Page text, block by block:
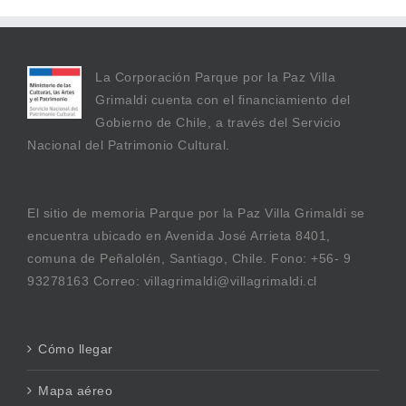
La Corporación Parque por la Paz Villa
Grimaldi cuenta con el financiamiento del
Gobierno de Chile, a través del Servicio
Nacional del Patrimonio Cultural.
El sitio de memoria Parque por la Paz Villa Grimaldi se
encuentra ubicado en Avenida José Arrieta 8401,
comuna de Peñalolén, Santiago, Chile. Fono: +56- 9
93278163 Correo: villagrimaldi@villagrimaldi.cl
Cómo llegar
Mapa aéreo